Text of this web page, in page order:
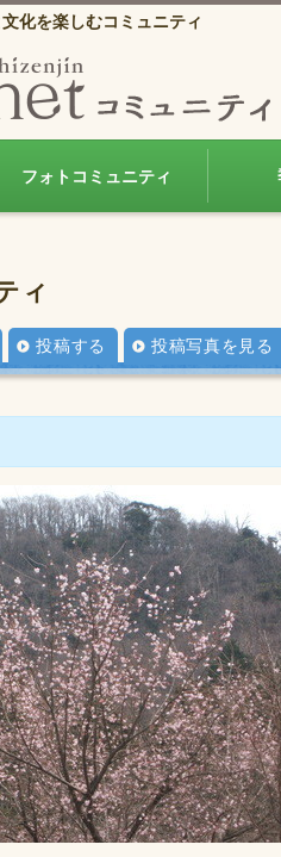
化を楽しむコミュニティ
フォトコミュニティ
ィ
投稿する 投稿写真を見る